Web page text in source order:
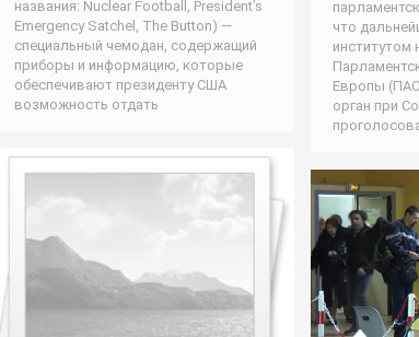
что
институтом
Европы
орган при
названия: Nuclear Football, President’s
Emergency Satchel, The Button) —
специальный чемодан, содержащий
приборы и информацию, которые
обеспечивают президенту США
возможность отдать